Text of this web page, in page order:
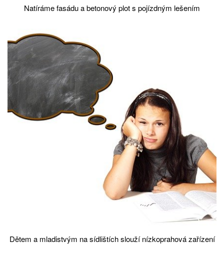
Natíráme fasádu a betonový plot s pojízdným lešením
Dětem a mladistvým na sídlištích slouží nízkoprahová zařízení